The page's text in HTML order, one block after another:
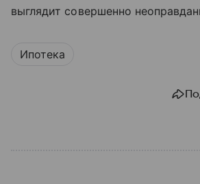
выглядит совершенно
Ипотека